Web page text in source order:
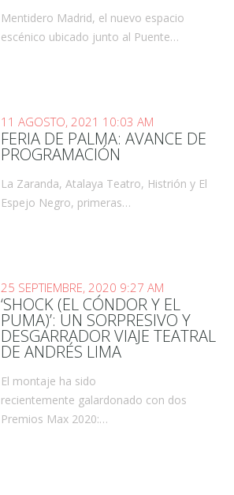
Mentidero Madrid, el nuevo espacio
escénico ubicado junto al Puente…
11 AGOSTO, 2021 10:03 AM
FERIA DE PALMA: AVANCE DE
PROGRAMACIÓN
La Zaranda, Atalaya Teatro, Histrión y El
Espejo Negro, primeras…
25 SEPTIEMBRE, 2020 9:27 AM
‘SHOCK (EL CÓNDOR Y EL
PUMA)’: UN SORPRESIVO Y
DESGARRADOR VIAJE TEATRAL
DE ANDRÉS LIMA
El montaje ha sido
recientemente galardonado con dos
Premios Max 2020:…